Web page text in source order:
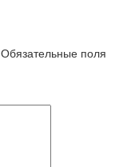
Обязательные поля